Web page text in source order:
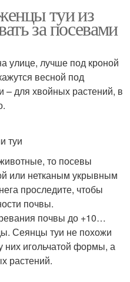
туи из
за посевами
улице, лучше под кроной
весной под
для хвойных растений, в
туи
то посевы
или нетканым укрывным
проследите, чтобы
почвы.
почвы до +10…
Сеянцы туи не похожи
них игольчатой формы, а
растений.